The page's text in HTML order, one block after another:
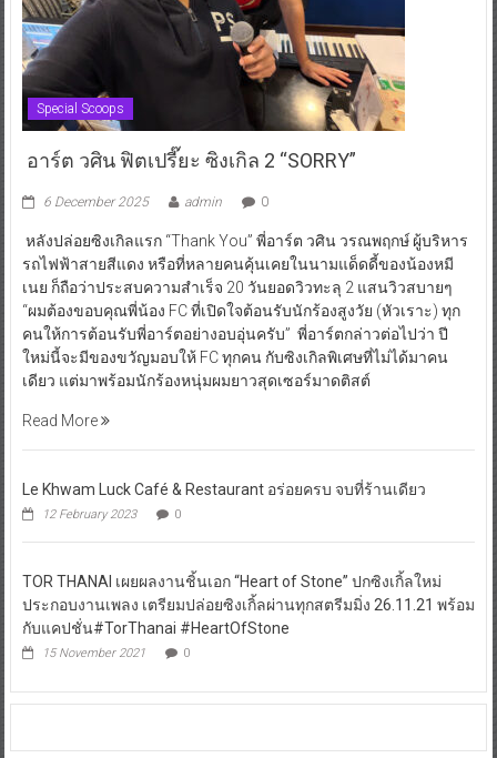
Special Scoops
อาร์ต วศิน ฟิตเปรี๊ยะ ซิงเกิล 2 “SORRY”
6 December 2025 admin 0
หลังปล่อยซิงเกิลแรก “Thank You” พี่อาร์ต วศิน วรณพฤกษ์ ผู้บริหาร
รถไฟฟ้าสายสีแดง หรือที่หลายคนคุ้นเคยในนามแด็ดดี้ของน้องหมี
เนย ก็ถือว่าประสบความสำเร็จ 20 วันยอดวิวทะลุ 2 แสนวิวสบายๆ
“ผมต้องขอบคุณพี่น้อง FC ที่เปิดใจต้อนรับนักร้องสูงวัย (หัวเราะ) ทุก
คนให้การต้อนรับพี่อาร์ตอย่างอบอุ่นครับ” พี่อาร์ตกล่าวต่อไปว่า ปี
ใหม่นี้จะมีของขวัญมอบให้ FC ทุกคน กับซิงเกิลพิเศษที่ไม่ได้มาคน
เดียว แต่มาพร้อมนักร้องหนุ่มผมยาวสุดเซอร์มาดติสต์
Read More
Le Khwam Luck Café & Restaurant อร่อยครบ จบที่ร้านเดียว
12 February 2023 0
TOR THANAI เผยผลงานชิ้นเอก “Heart of Stone” ปกซิงเกิ้ลใหม่
ประกอบงานเพลง เตรียมปล่อยซิงเกิ้ลผ่านทุกสตรีมมิ่ง 26.11.21 พร้อม
กับแคปชั่น#TorThanai #HeartOfStone
15 November 2021 0